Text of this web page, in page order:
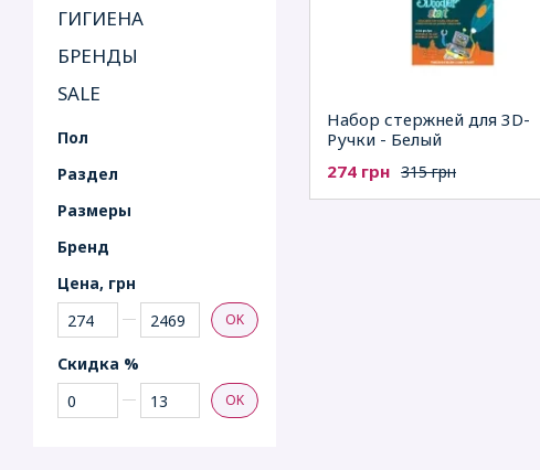
Набор стержней для 3D-
Ручки - Белый
315 грн
274 грн
ГИГИЕНА
БРЕНДЫ
SALE
Пол
Раздел
Рaзмеры
Бренд
Цена, грн
От Цена, грн
До Цена, грн OK
Скидка %
От Скидка %
До Скидка % OK